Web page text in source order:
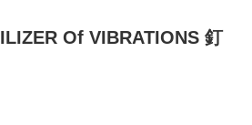
Of VIBRATIONS 釘